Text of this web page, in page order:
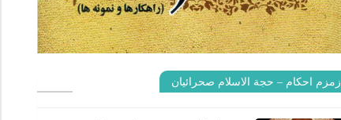
زمزم احکام – حجة الاسلام صحرائیان